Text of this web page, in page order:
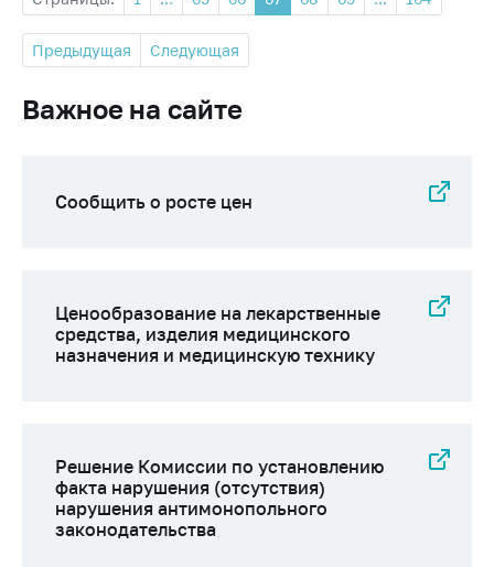
Предыдущая Следующая
Важное на сайте
Сообщить о росте цен
Ценообразование на лекарственные
средства, изделия медицинского
назначения и медицинскую технику
Решение Комиссии по установлению
факта нарушения (отсутствия)
нарушения антимонопольного
законодательства